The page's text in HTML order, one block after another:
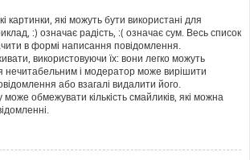
картинки, які можуть бути використані для
:) означає радість, :( означає сум. Весь список
в формі написання повідомлення.
використовуючи їх: вони легко можуть
нечитабельним і модератор може вирішити
або взагалі видалити його.
обмежувати кількість смайликів, які можна